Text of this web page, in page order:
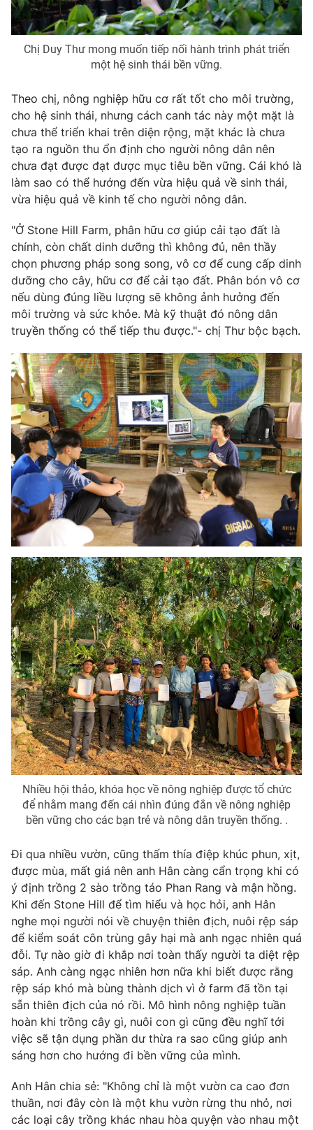
Chị Duy Thư mong muốn tiếp nối hành trình phát triển
một hệ sinh thái bền vững.
Theo chị, nông nghiệp hữu cơ rất tốt cho môi trường,
cho hệ sinh thái, nhưng cách canh tác này một mặt là
chưa thể triển khai trên diện rộng, mặt khác là chưa
tạo ra nguồn thu ổn định cho người nông dân nên
chưa đạt được đạt được mục tiêu bền vững. Cái khó là
làm sao có thể hướng đến vừa hiệu quả về sinh thái,
vừa hiệu quả về kinh tế cho người nông dân.
"Ở Stone Hill Farm, phân hữu cơ giúp cải tạo đất là
chính, còn chất dinh dưỡng thì không đủ, nên thầy
chọn phương pháp song song, vô cơ để cung cấp dinh
dưỡng cho cây, hữu cơ để cải tạo đất. Phân bón vô cơ
nếu dùng đúng liều lượng sẽ không ảnh hưởng đến
môi trường và sức khỏe. Mà kỹ thuật đó nông dân
truyền thống có thể tiếp thu được."- chị Thư bộc bạch.
Nhiều hội thảo, khóa học về nông nghiệp được tổ chức
để nhằm mang đến cái nhìn đúng đắn về nông nghiệp
bền vững cho các bạn trẻ và nông dân truyền thống. .
Đi qua nhiều vườn, cũng thấm thía điệp khúc phun, xịt,
được mùa, mất giá nên anh Hân càng cẩn trọng khi có
ý định trồng 2 sào trồng táo Phan Rang và mận hồng.
Khi đến Stone Hill để tìm hiểu và học hỏi, anh Hân
nghe mọi người nói về chuyện thiên địch, nuôi rệp sáp
để kiểm soát côn trùng gây hại mà anh ngạc nhiên quá
đỗi. Tự nào giờ đi khắp nơi toàn thấy người ta diệt rệp
sáp. Anh càng ngạc nhiên hơn nữa khi biết được rằng
rệp sáp khó mà bùng thành dịch vì ở farm đã tồn tại
sẵn thiên địch của nó rồi. Mô hình nông nghiệp tuần
hoàn khi trồng cây gì, nuôi con gì cũng đều nghĩ tới
việc sẽ tận dụng phần dư thừa ra sao cũng giúp anh
sáng hơn cho hướng đi bền vững của mình.
Anh Hân chia sẻ: "Không chỉ là một vườn ca cao đơn
thuần, nơi đây còn là một khu vườn rừng thu nhỏ, nơi
các loại cây trồng khác nhau hòa quyện vào nhau một